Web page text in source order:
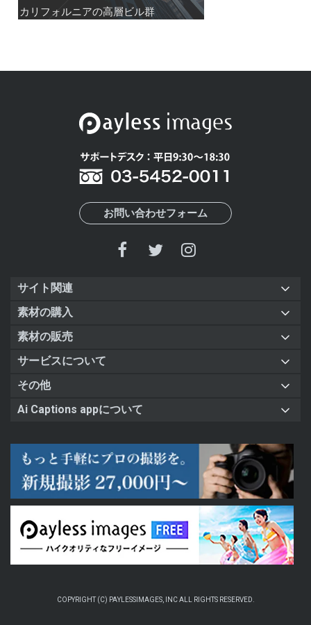
カリフォルニアの高層ビル群
カリフォルニアの高層ビル群
お問い合わせフォーム
サイト関連
素材の購入
素材の販売
サービスについて
その他
Ai Captions appについて
COPYRIGHT (C) PAYLESSIMAGES, INC ALL RIGHTS RESERVED.